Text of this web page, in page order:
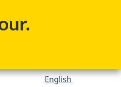
English